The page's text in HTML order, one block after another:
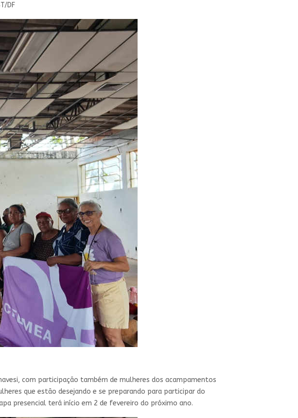
DF
com participação também de mulheres dos acampamentos
que estão desejando e se preparando para participar do
presencial terá início em 2 de fevereiro do próximo ano.